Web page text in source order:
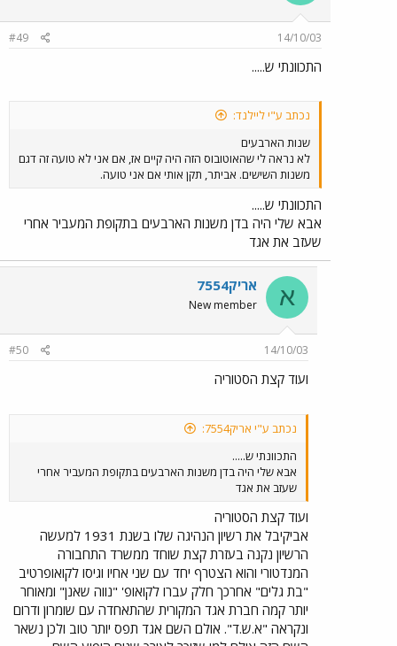
14/10/03
#49
התכוונתי ש.....
נכתב ע"י ליילנד:
שנות הארבעים
לא נראה לי שהאוטובוס הזה היה קיים אז, אם אני לא טועה זה דגם
משנות השישים. אביתר, תקן אותי אם אני טועה.
התכוונתי ש.....
אבא שלי היה בדן משנות הארבעים בתקופת המעביר אחרי
שעזב את אגד
א אריק7554
New member
14/10/03
#50
ועוד קצת הסטוריה
נכתב ע"י אריק7554:
התכוונתי ש.....
אבא שלי היה בדן משנות הארבעים בתקופת המעביר אחרי
שעזב את אגד
ועוד קצת הסטוריה
אביקיבל את רשיון הנהיגה שלו בשנת 1931 למעשה
הרשיון נקנה בעזרת קצת שוחד ממשרד התחבורה
המנדטורי והוא הצטרף יחד עם שני אחיו וגיסו לקואופרטיב
"בת גלים" אחרכך חלק עברו לקואופ' "נווה שאנן" ומאוחר
יותר קמה חברת אגד המקורית שהתאחדה עם שומרון ודרום
ונקראה "א.ש.ד". אולם השם אגד תפס יותר טוב ולכן נשאר